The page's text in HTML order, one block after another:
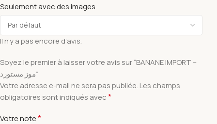
Seulement avec des images
Il n’y a pas encore d’avis.
Soyez le premier à laisser votre avis sur “BANANE IMPORT –
موز مستورد”
Votre adresse e-mail ne sera pas publiée. Les champs
obligatoires sont indiqués avec*
Votre note*